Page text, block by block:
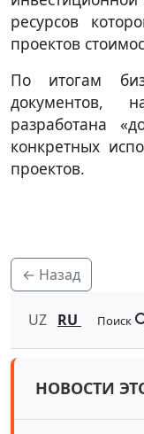
ресурсов
проектов
По итогам
документов,
разработана
конкретных
проектов.
← Назад
UZ RU Поиск
НОВОСТИ